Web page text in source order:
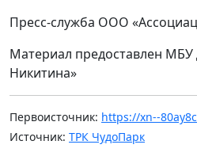
Пресс-служба ООО
Материал предоставлен
Никитина»
Первоисточник: https://xn--
Источник: ТРК ЧудоПарк